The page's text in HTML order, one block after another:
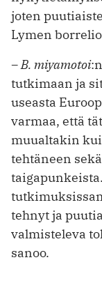
joten
Lymen
– B. miyamotoi
tutkimaan ja
useasta
varmaa, että
muualtakin
tehtäneen
tehnyt ja
valmisteleva
sanoo.